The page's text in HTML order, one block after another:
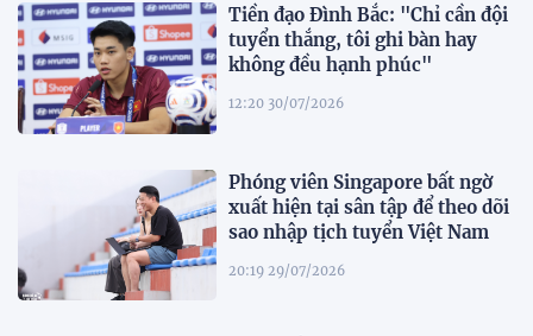
Tiền đạo Đình Bắc: "Chỉ cần đội
tuyển thắng, tôi ghi bàn hay
không đều hạnh phúc"
12:20 30/07/2026
Phóng viên Singapore bất ngờ
xuất hiện tại sân tập để theo dõi
sao nhập tịch tuyển Việt Nam
20:19 29/07/2026